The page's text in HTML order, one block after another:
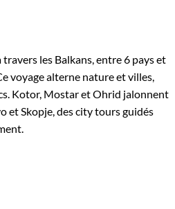
les Balkans, entre 6 pays et
voyage alterne nature et villes,
Kotor, Mostar et Ohrid jalonnent
et Skopje, des city tours guidés